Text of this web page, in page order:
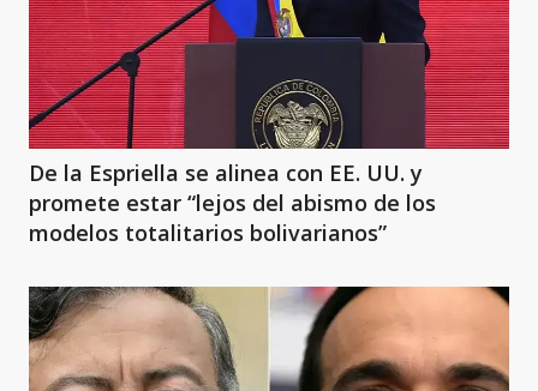
De la Espriella se alinea con EE. UU. y
promete estar “lejos del abismo de los
modelos totalitarios bolivarianos”